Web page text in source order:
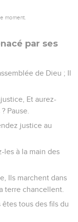
moment.
par ses
de Dieu ; Il
Et aurez-
Pause.
justice au
les à la main des
Ils marchent dans
terre chancellent.
êtes tous des fils du